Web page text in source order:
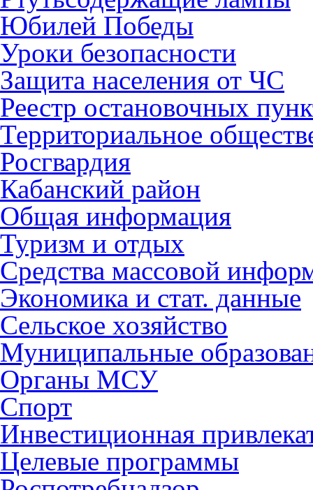
Юбилей Победы
Уроки безопасности
Защита населения от ЧС
Реестр остановочных
Территориальное
Росгвардия
Кабанский район
Общая информация
Туризм и отдых
Средства массовой
Экономика и стат. данные
Сельское хозяйство
Муниципальные
Органы МСУ
Спорт
Инвестиционная
Целевые программы